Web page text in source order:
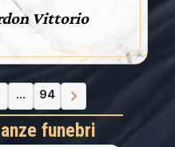
Vittorio
... 94
funebri